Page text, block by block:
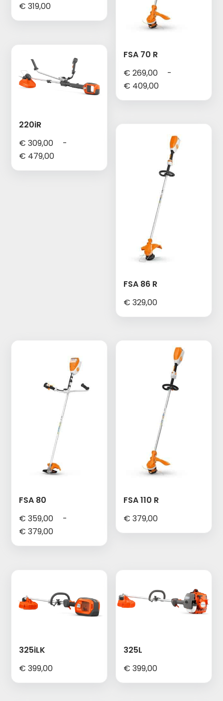
€ 319,00
€ 219,00
FSA 70 R
€ 269,00
-
€ 409,00
€ 269,00
220iR
€ 309,00
-
€ 479,00
€ 309,00
FSA 86 R
€ 329,00
FSA 80
€ 359,00
-
€ 379,00
€ 359,00
FSA 110 R
€ 379,00
325iLK
€ 399,00
325L
€ 399,00